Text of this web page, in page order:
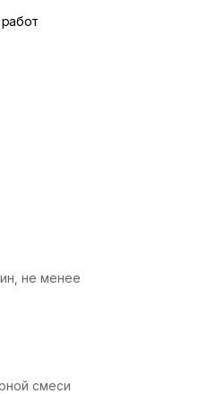
не менее
смеси